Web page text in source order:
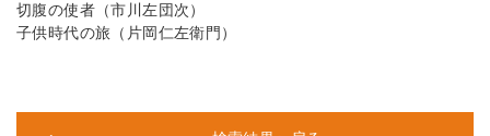
切腹の使者（市川左団次）
子供時代の旅（片岡仁左衛門）